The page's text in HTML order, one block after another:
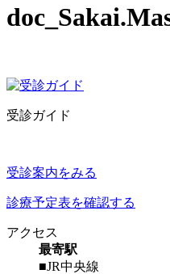
受診ガイド
受診案内をみる
診療予定表を確認する
アクセス
最寄駅
■JR中央線